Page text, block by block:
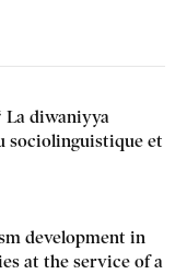
La diwaniyya
sociolinguistique et
development in
at the service of a